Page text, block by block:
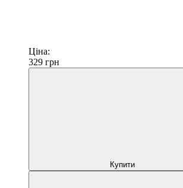
Ціна:
329 грн
Купити